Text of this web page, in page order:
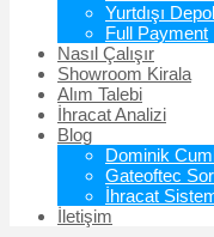
Yurtdışı
Full Payment
Nasıl Çalışır
Showroom Kirala
Alım Talebi
İhracat Analizi
Blog
Dominik
Gateoftec
İhracat
İletişim